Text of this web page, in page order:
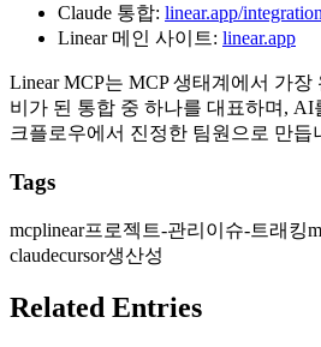
Claude 통합: linear.app/
Linear 메인 사이트: linear.app
Linear MCP는 MCP 생태계에서 가
비가 된 통합 중 하나를 대표하며, AI
크플로우에서 진정한 팀원으로 만듭
Tags
mcplinear프로젝트-관리 이슈-트래킹
claudecursor생산성
Related Entries